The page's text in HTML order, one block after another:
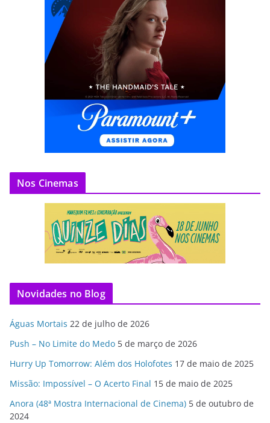
Nos Cinemas
Novidades no Blog
Águas Mortais 22 de julho de 2026
Push – No Limite do Medo 5 de março de 2026
Hurry Up Tomorrow: Além dos Holofotes 17 de maio de 2025
Missão: Impossível – O Acerto Final 15 de maio de 2025
Anora (48ª Mostra Internacional de Cinema) 5 de outubro de
2024